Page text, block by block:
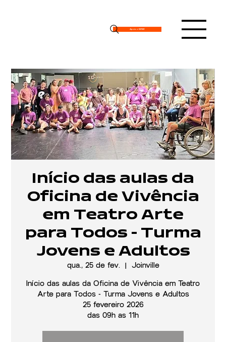
Apoie o IMPAR
Início das aulas da
Oficina de Vivência
em Teatro Arte
para Todos - Turma
Jovens e Adultos
qua., 25 de fev.
  |
Joinville
Início das aulas da Oficina de Vivência em Teatro
Arte para Todos - Turma Jovens e Adultos
25 fevereiro 2026
das 09h as 11h